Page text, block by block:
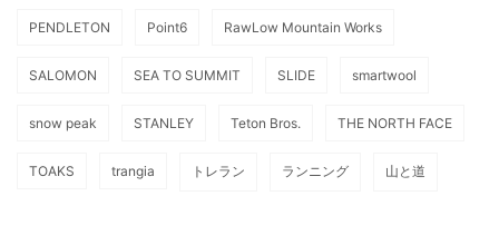
PENDLETON Point6 RawLow Mountain Works
SALOMON SEA TO SUMMIT SLIDE smartwool
snow peak STANLEY Teton Bros. THE NORTH FACE
TOAKS trangia トレラン ランニング 山と道